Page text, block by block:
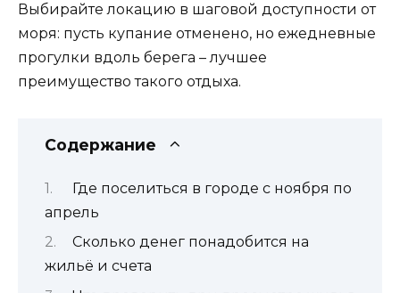
Выбирайте локацию в шаговой доступности от
моря: пусть купание отменено, но ежедневные
прогулки вдоль берега – лучшее
преимущество такого отдыха.
Содержание
Где поселиться в городе с ноября по
апрель
Сколько денег понадобится на
жильё и счета